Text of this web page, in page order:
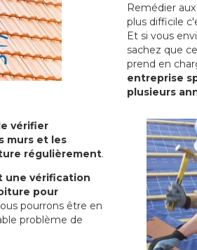
Remédier
plus difficile
Et si vous
sachez que
prend en
entreprise
plusieurs
vérifier
murs et les
régulièrement.
une vérification
pour
pourrons être en
problème de